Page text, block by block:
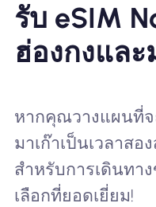
รับ eSIM
ฮ่องกงและ
หากคุณวางแผนที่จ
มาเก๊าเป็นเวลาสอ
สำหรับการเดินทา
เลือกที่ยอดเยี่ยม!